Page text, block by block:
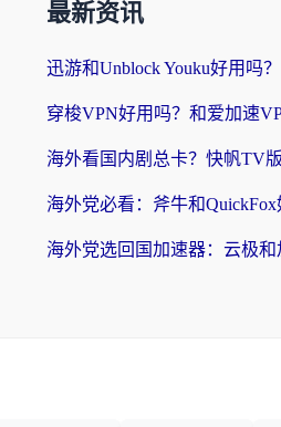
最新资讯